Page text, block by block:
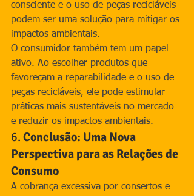
consciente e o uso de peças recicláveis
podem ser uma solução para mitigar os
impactos ambientais.
O consumidor também tem um papel
ativo. Ao escolher produtos que
favoreçam a reparabilidade e o uso de
peças recicláveis, ele pode estimular
práticas mais sustentáveis no mercado
e reduzir os impactos ambientais.
6. Conclusão: Uma Nova
Perspectiva para as Relações de
Consumo
A cobrança excessiva por consertos e